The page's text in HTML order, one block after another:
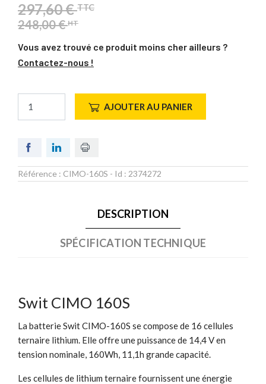
297,60 €TTC
248,00 €HT
Vous avez trouvé ce produit moins cher ailleurs ?
Contactez-nous !
AJOUTER AU PANIER
Référence : CIMO-160S - Id : 2374272
DESCRIPTION
SPÉCIFICATION TECHNIQUE
Swit CIMO 160S
La batterie Swit CIMO-160S se compose de 16 cellules
ternaire lithium. Elle offre une puissance de 14,4 V en
tension nominale, 160Wh, 11,1h grande capacité.
Les cellules de lithium ternaire fournissent une énergie